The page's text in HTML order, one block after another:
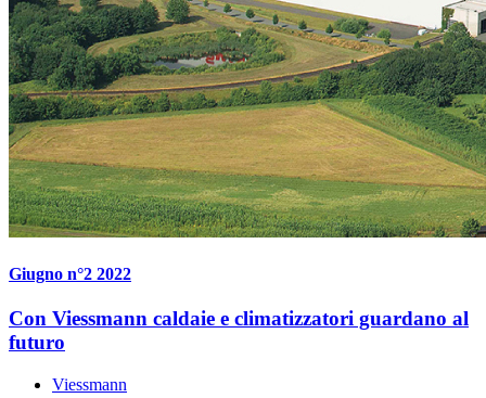
Giugno n°2 2022
Con Viessmann caldaie e climatizzatori guardano al
futuro
Viessmann